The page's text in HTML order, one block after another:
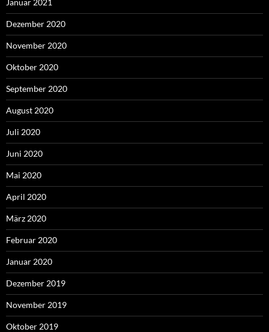
Dezember 2020
November 2020
Oktober 2020
September 2020
August 2020
Juli 2020
Juni 2020
Mai 2020
April 2020
März 2020
Februar 2020
Januar 2020
Dezember 2019
November 2019
Oktober 2019